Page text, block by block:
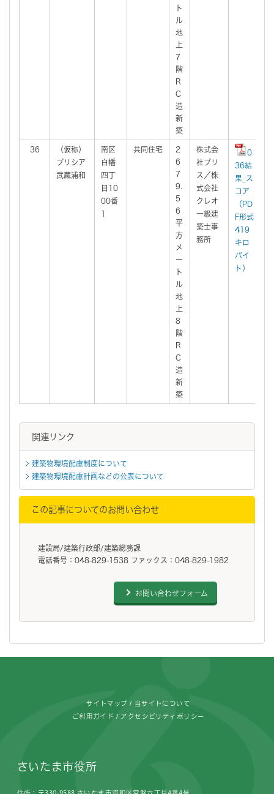
ト
ル
地
上
7
階
R
C
造
新
築
36
（仮称）
ブリシア
武蔵浦和
南区
白幡
四丁
目10
00番
1
共同住宅
2
6
7
9.
5
6
平
方
メ
ー
ト
ル
地
上
8
階
R
C
造
新
築
株式会
社ブリ
ス／株
式会社
クレオ
一級建
築士事
務所
0
36結
果_ス
コア
（PD
F形式
419
キロ
バイ
ト）
関連リンク
建築物環境配慮制度について
建築物環境配慮計画などの公表について
この記事についてのお問い合わせ
建設局/建築行政部/建築総務課
電話番号：048-829-1538 ファックス：048-829-1982
お問い合わせフォーム
サイトマップ 当サイトについて
ご利用ガイド アクセシビリティポリシー
さいたま市役所
住所：〒330-9588 さいたま市浦和区常盤六丁目4番4号